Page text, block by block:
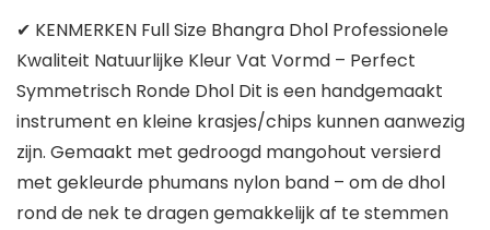
✔ KENMERKEN Full Size Bhangra Dhol Professionele
Kwaliteit Natuurlijke Kleur Vat Vormd – Perfect
Symmetrisch Ronde Dhol Dit is een handgemaakt
instrument en kleine krasjes/chips kunnen aanwezig
zijn. Gemaakt met gedroogd mangohout versierd
met gekleurde phumans nylon band – om de dhol
rond de nek te dragen gemakkelijk af te stemmen